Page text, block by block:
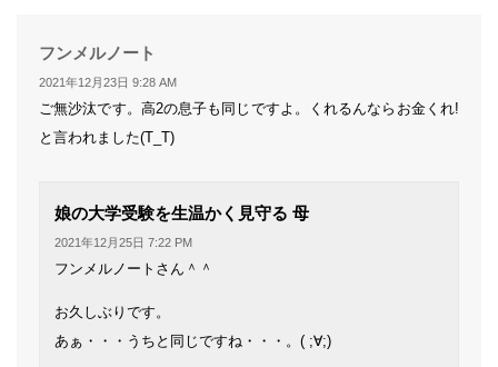
フンメルノート
り:
2021年12月23日 9:28 AM
ご無沙汰です。高2の息子も同じですよ。くれるんならお金くれ!
と言われました(T_T)
娘の大学受験を生温かく見守る 母
2021年12月25日 7:22 PM
フンメルノートさん＾＾
お久しぶりです。
あぁ・・・うちと同じですね・・・。( ;∀;)